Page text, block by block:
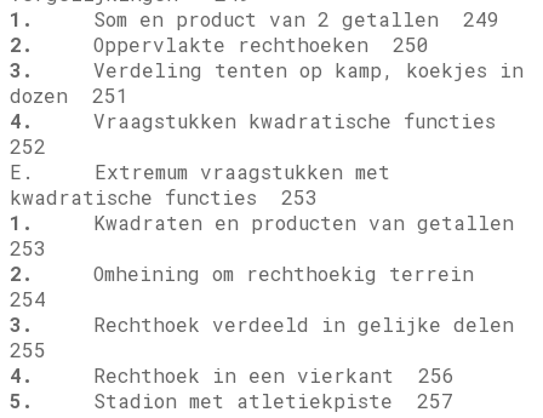
1.
Som en product van 2 getallen 249
2.
Oppervlakte rechthoeken 250
3.
Verdeling tenten op kamp, koekjes in
dozen 251
4.
Vraagstukken kwadratische functies
252
E. Extremum vraagstukken met
kwadratische functies 253
1.
Kwadraten en producten van getallen
253
2.
Omheining om rechthoekig terrein
254
3.
Rechthoek verdeeld in gelijke delen
255
4.
Rechthoek in een vierkant 256
5.
Stadion met atletiekpiste 257